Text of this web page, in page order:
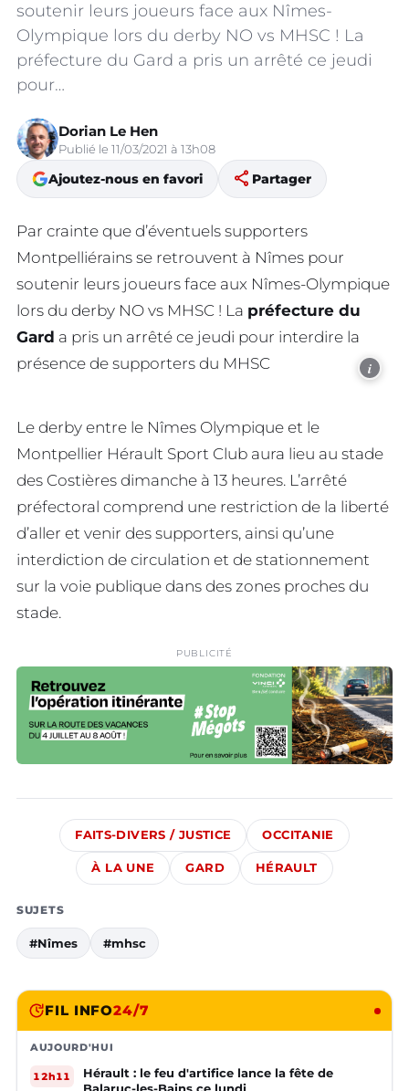
soutenir leurs joueurs face aux Nîmes-
Olympique lors du derby NO vs MHSC ! La
préfecture du Gard a pris un arrêté ce jeudi
pour…
Dorian Le Hen
Publié le 11/03/2021 à 13h08
Ajoutez-nous en favori share Partager
Par crainte que d’éventuels supporters
Montpelliérains se retrouvent à Nîmes pour
soutenir leurs joueurs face aux Nîmes-Olympique
lors du derby NO vs MHSC ! La préfecture du
Gard a pris un arrêté ce jeudi pour interdire la
présence de supporters du MHSC
i
Le derby entre le Nîmes Olympique et le
Montpellier Hérault Sport Club aura lieu au stade
des Costières dimanche à 13 heures. L’arrêté
préfectoral comprend une restriction de la liberté
d’aller et venir des supporters, ainsi qu’une
interdiction de circulation et de stationnement
sur la voie publique dans des zones proches du
stade.
PUBLICITÉ
FAITS-DIVERS / JUSTICE OCCITANIE
À LA UNE GARD HÉRAULT
SUJETS
#Nîmes #mhsc
FIL INFO24/7
AUJOURD'HUI
12h11
Hérault : le feu d'artifice lance la fête de